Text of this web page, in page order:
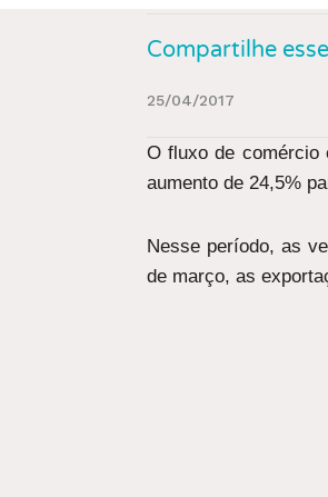
Compartilhe
25/04/2017
O fluxo de comércio
aumento de 24,5%
Nesse período, as
de março, as